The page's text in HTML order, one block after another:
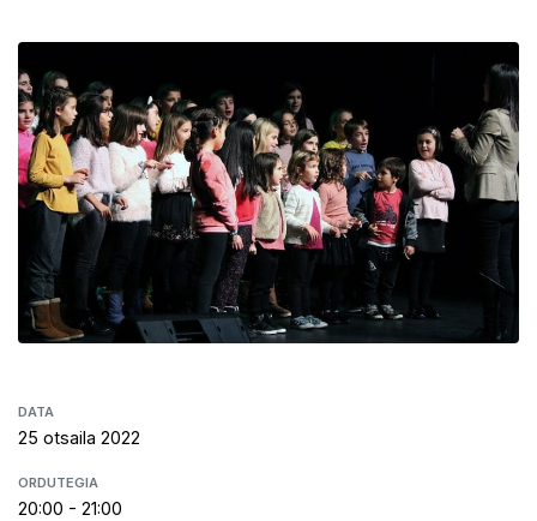
DATA
25 otsaila 2022
ORDUTEGIA
20:00 - 21:00